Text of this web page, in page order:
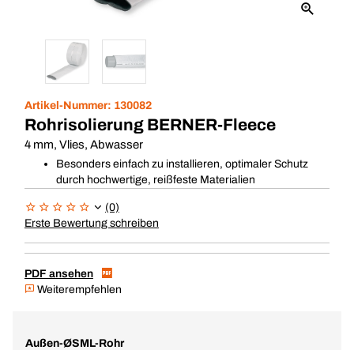
Artikel-Nummer: 130082
Rohrisolierung BERNER-Fleece
4 mm, Vlies, Abwasser
Besonders einfach zu installieren, optimaler Schutz
durch hochwertige, reißfeste Materialien
(0)
Erste Bewertung schreiben
PDF ansehen
Weiterempfehlen
Außen-ØSML-Rohr